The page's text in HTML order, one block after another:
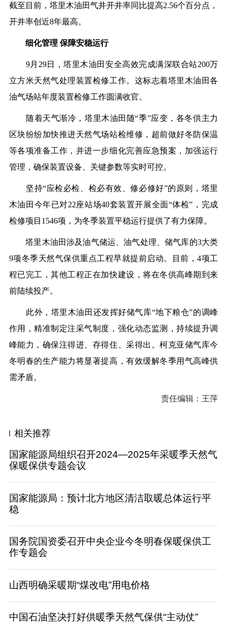
截至目前，塔里木油田气井开井率同比提高2.56个百分点，
开井率创近8年最高。
细化管理 保障安稳运行
9月29日，塔里木油田安全高效完成满深联合站200万
立方米天然气处理装置检修工作。这标志着塔里木油田各
油气场站年度装置检修工作圆满收官。
随着天气渐冷，塔里木油田随“季”应变，各冬供主力
区块纷纷加快推进天然气场站检维修，超前做好冬防保温
等各项准备工作，并进一步细化完善应急预案，加强运行
管理，确保装置设备、关键参数等实时可控。
坚持“应检必检、检必有效、修必修好”的原则，塔里
木油田今年已对22座站场40套装置开展全面“体检”，完成
检修项目1546项，为冬季装置平稳运行提供了有力保障。
塔里木油田涉及油气储运、油气处理、储气库的3大类
9项冬季天然气保供重点工程早就提前启动。目前，4项工
程已完工，其他工程正在加快建设，将在冬供高峰期到来
前陆续投产。
此外，塔里木油田还发挥好储气库“地下粮仓”的调峰
作用，精准制定注采气制度，强化动态监测，持续提升调
峰能力，确保注得进、存得住、采得出。柯克亚储气库今
冬明春的生产能力将显著提高，有效缓解冬季用气高峰供
需矛盾。
责任编辑：王萍
相关推荐
国家能源局组织召开2024—2025年采暖季天然气
保暖保供专题会议
国家能源局：预计北方地区清洁取暖总体运行平
稳
国务院国资委召开中央企业今冬明春保暖保供工
作专题会
山西明确采暖期“煤改电”用电价格
中国石油坚决打好供暖季天然气保供“主动仗”